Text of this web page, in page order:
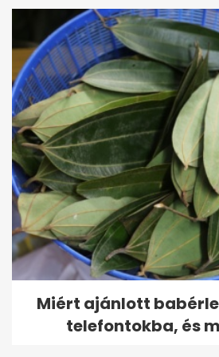
Miért ajánlott
telefontokba, és